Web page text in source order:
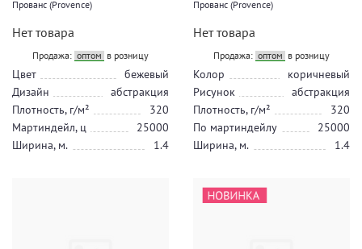
Прованс (Provence)
Нет товара
Продажа: оптом в розницу
Цвет
бежевый
Дизайн
абстракция
Плотность, г/м²
320
Мартиндейл, ц
25000
Ширина, м.
1.4
Прованс (Provence)
Нет товара
Продажа: оптом в розницу
Колор
коричневый
Рисунок
абстракция
Плотность, г/м²
320
По мартиндейлу
25000
Ширина, м.
1.4